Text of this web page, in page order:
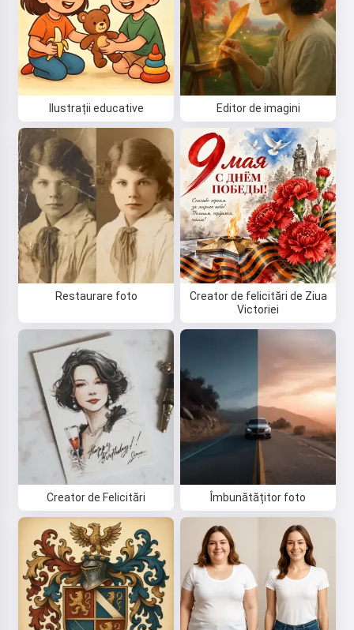
Ilustrații educative Editor de imagini
Restaurare foto
Creator de felicitări de Ziua
Victoriei
Creator de Felicitări Îmbunătățitor foto